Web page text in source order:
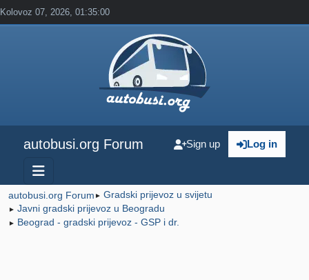
Kolovoz 07, 2026, 01:35:00
autobusi.org Forum Log in
Sign up
autobusi.org Forum ► Gradski prijevoz u svijetu
► Javni gradski prijevoz u Beogradu
► Beograd - gradski prijevoz - GSP i dr.